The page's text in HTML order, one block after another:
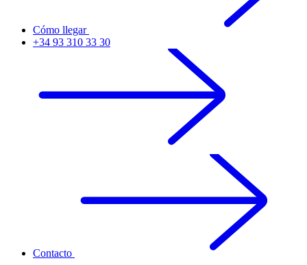
Cómo llegar
+34 93 310 33 30
Contacto